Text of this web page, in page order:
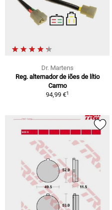
Dr. Martens
Reg. alternador de iões de lítio
Carmo
94,99 €1